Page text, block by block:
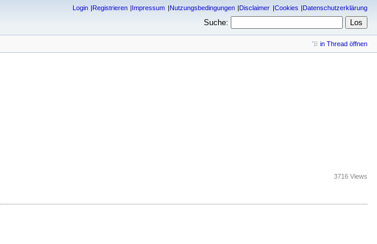
Login Registrieren Impressum Nutzungsbedingungen Disclaimer Cookies Datenschutzerklärung
Suche:
in Thread öffnen
3716 Views